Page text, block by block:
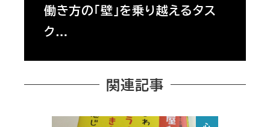
働き方の「壁」を乗り越えるタス
ク…
関連記事